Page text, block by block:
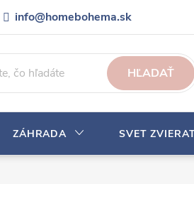
info@homebohema.sk
republiky Veľkoobchodná spolupráca
HĽADAŤ
ZÁHRADA SVET